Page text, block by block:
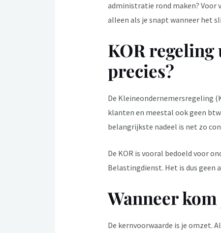
administratie rond maken? Voor
alleen als je snapt wanneer het
KOR
precies?
De Kleineondernemersregeling
klanten en meestal ook geen
belangrijkste nadeel is net zo
De KOR is vooral bedoeld voor
Belastingdienst. Het is dus
Wanneer
De kernvoorwaarde is je omzet.